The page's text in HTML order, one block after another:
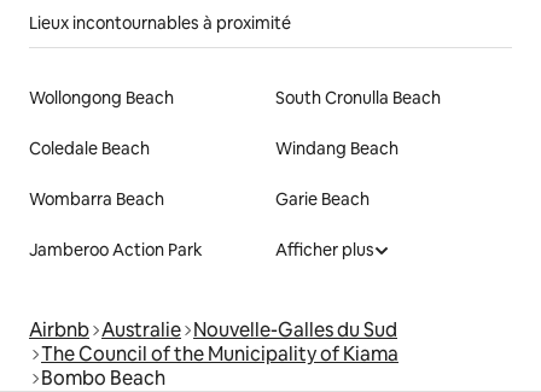
Lieux incontournables à proximité
Wollongong Beach South Cronulla Beach
Coledale Beach Windang Beach
Wombarra Beach Garie Beach
Jamberoo Action Park Afficher plus
Airbnb Australie Nouvelle-Galles du Sud
The Council of the Municipality of Kiama
Bombo Beach